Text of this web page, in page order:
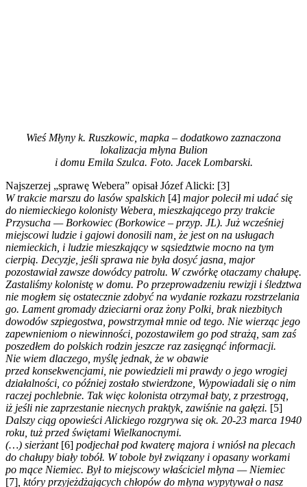
Wieś Młyny k. Ruszkowic, mapka – dodatkowo zaznaczona
lokalizacja młyna Bulion
i domu Emila Szulca. Foto. Jacek Lombarski.
Najszerzej „sprawę Webera” opisał Józef Alicki: [3]
W trakcie marszu do lasów spalskich [4] major polecił mi udać się
do niemieckiego kolonisty Webera, mieszkającego przy trakcie
Przysucha — Borkowiec (Borkowice – przyp. JL). Już wcześniej
miejscowi ludzie i gajowi donosili nam, że jest on na usługach
niemieckich, i ludzie mieszkający w sąsiedztwie mocno na tym
cierpią. Decyzje, jeśli sprawa nie była dosyć jasna, major
pozostawiał zawsze dowódcy patrolu. W czwórkę otaczamy chałupę.
Zastaliśmy kolonistę w domu. Po przeprowadzeniu rewizji i śledztwa
nie mogłem się ostatecznie zdobyć na wydanie rozkazu rozstrzelania
go. Lament gromady dzieciarni oraz żony Polki, brak niezbitych
dowodów szpiegostwa, powstrzymał mnie od tego. Nie wierząc jego
zapewnieniom o niewinności, pozostawiłem go pod strażą, sam zaś
poszedłem do polskich rodzin jeszcze raz zasięgnąć informacji.
Nie wiem dlaczego, myślę jednak, że w obawie
przed konsekwencjami, nie powiedzieli mi prawdy o jego wrogiej
działalności, co później zostało stwierdzone, Wypowiadali się o nim
raczej pochlebnie. Tak więc kolonista otrzymał baty, z przestrogą,
iż jeśli nie zaprzestanie niecnych praktyk, zawiśnie na gałęzi. [5]
Dalszy ciąg opowieści Alickiego rozgrywa się ok. 20-23 marca 1940
roku, tuż przed świętami Wielkanocnymi.
(…) sierżant [6] podjechał pod kwaterę majora i wniósł na plecach
do chałupy biały tobół. W tobole był związany i opasany workami
po mące Niemiec. Był to miejscowy właściciel młyna — Niemiec
[7] , który przyjeżdżających chłopów do młyna wypytywał o nasz